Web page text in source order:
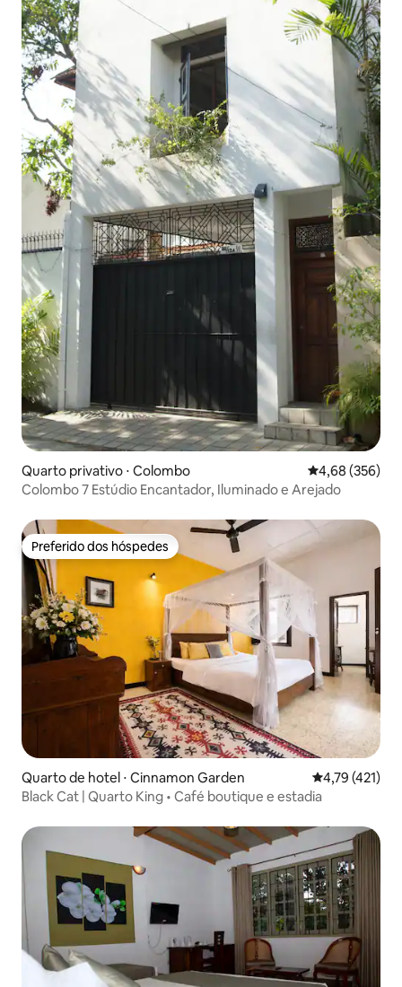
Quarto privativo ⋅ Colombo 4,68 de uma
4,68 (356)
Colombo 7 Estúdio Encantador, Iluminado e Arejado
Preferido dos hóspedes
Preferido dos hóspedes
Quarto de hotel ⋅ Cinnamon Garden 4,79 de uma
4,79 (421)
Black Cat | Quarto King • Café boutique e estadia